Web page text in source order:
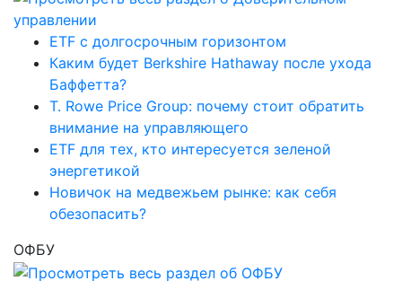
ETF с долгосрочным горизонтом
Каким будет Berkshire Hathaway после ухода
Баффетта?
T. Rowe Price Group: почему стоит обратить
внимание на управляющего
ETF для тех, кто интересуется зеленой
энергетикой
Новичок на медвежьем рынке: как себя
обезопасить?
ОФБУ